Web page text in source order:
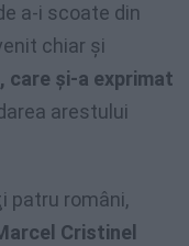
a-i scoate din
chiar şi
care şi-a exprimat
arestului
patru români,
Cristinel